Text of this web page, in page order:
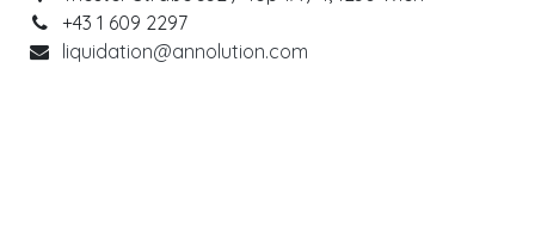
+43 1 609 2297
liquidation@annolution.com